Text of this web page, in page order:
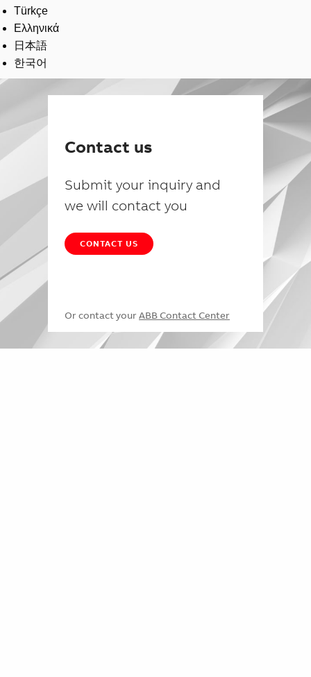
Türkçe
Ελληνικά
日本語
한국어
Contact us
Submit your inquiry and
we will contact you
CONTACT US
Or contact your ABB Contact Center